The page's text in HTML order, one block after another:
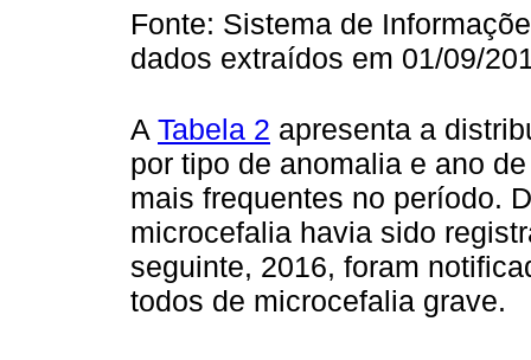
Fonte: Sistema de
dados extraídos em 01/09/
A Tabela 2 apresenta a
por tipo de anomalia e ano
mais frequentes no período.
microcefalia havia sido
seguinte, 2016, foram
todos de microcefalia grave.